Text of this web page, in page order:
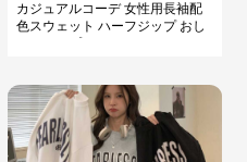
カジュアルコーデ 女性用長袖配
色スウェット ハーフジップ おし